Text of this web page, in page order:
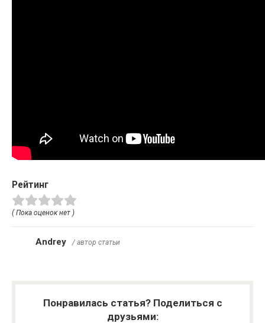
Рейтинг
( Пока оценок нет )
Andrey / автор статьи
Понравилась статья? Поделиться с
друзьями: